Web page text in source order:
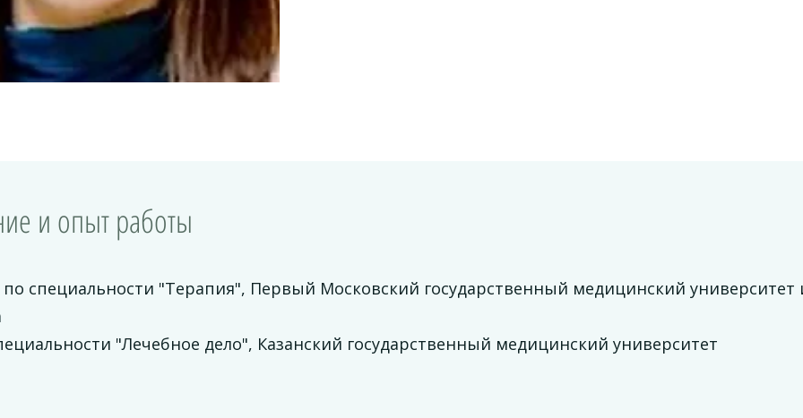
и опыт работы
специальности "Терапия", Первый Московский государственный медицинский университет
"Лечебное дело", Казанский государственный медицинский университет